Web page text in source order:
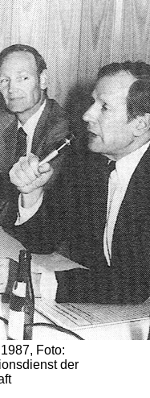
Foto:
der